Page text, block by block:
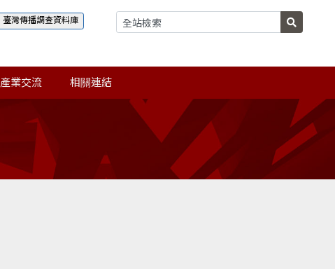
臺灣傳播調查資料庫
產業交流 相關連結